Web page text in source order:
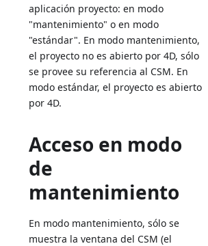
aplicación proyecto: en modo
"mantenimiento" o en modo
"estándar". En modo mantenimiento,
el proyecto no es abierto por 4D, sólo
se provee su referencia al CSM. En
modo estándar, el proyecto es abierto
por 4D.
Acceso en modo
de
mantenimiento
En modo mantenimiento, sólo se
muestra la ventana del CSM (el